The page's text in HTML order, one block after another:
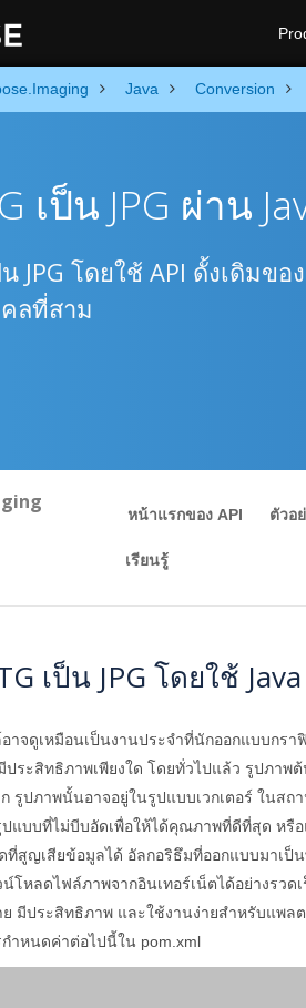
Java Conversion
เป็น JPG ผ่าน
JPG โดยใช้ API ดั้งเดิม
ลที่สาม
หน้าแรกของ API ตัวอ
เรียนรู้
เป็น JPG โดยใช้ Java
าจดูเหมือนเป็นงานประจำที่นักออกแบบก
ประสิทธิภาพเพียงใด โดยทั่วไปแล้ว รูปภา
รูปภาพนั้นอาจอยู่ในรูปแบบเวกเตอร์ ในส
แบบที่ไม่บีบอัดเพื่อให้ได้คุณภาพที่ดีที่สุด หรื
ที่สูญเสียข้อมูลได้ อัลกอริธึมที่ออกแบบมาเ
โหลดไฟล์ภาพจากอินเทอร์เน็ตได้อย่างรวด
มีประสิทธิภาพ และใช้งานง่ายสำหรับแพล
กำหนดค่าต่อไปนี้ใน pom.xml